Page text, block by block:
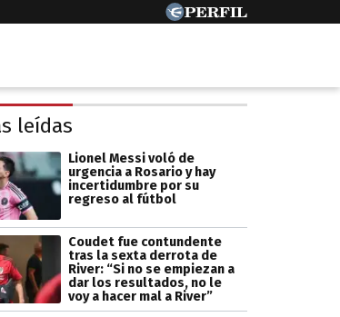
leídas
Lionel Messi voló de
urgencia a Rosario y hay
incertidumbre por su
regreso al fútbol
Coudet fue contundente
tras la sexta derrota de
River: “Si no se empiezan a
dar los resultados, no le
voy a hacer mal a River”